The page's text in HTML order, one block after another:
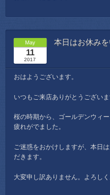
本日はお休み
May
11
2017
おはようございます。
いつもご来店ありがとうございま
桜の時期から、ゴールデンウィ
疲れがでました。
ご迷惑をおかけしますが、本日
だきます。
大変申し訳ありません。よろし